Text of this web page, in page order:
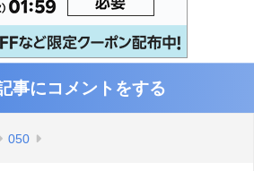
事にコメントをする
050